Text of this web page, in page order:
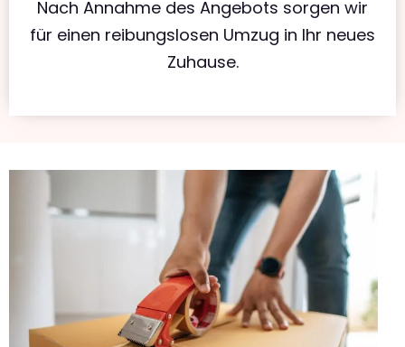
Nach Annahme des Angebots sorgen wir
für einen reibungslosen Umzug in Ihr neues
Zuhause.